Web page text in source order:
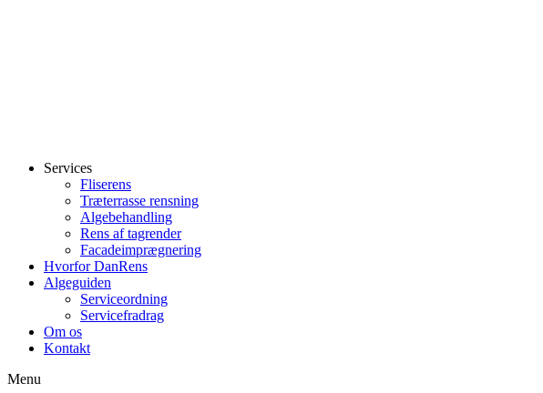
Services
Fliserens
Træterrasse rensning
Algebehandling
Rens af tagrender
Facadeimprægnering
Hvorfor DanRens
Algeguiden
Serviceordning
Servicefradrag
Om os
Kontakt
Menu